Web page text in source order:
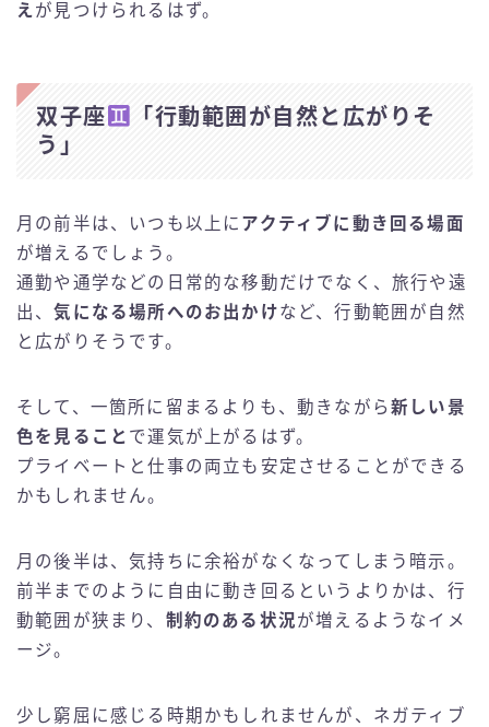
えが見つけられるはず。
双子座
「行動範囲が自然と広がりそ
う」
月の前半は、いつも以上に アクティブに動き回る場面
が増えるでしょう。
通勤や通学などの日常的な移動だけでなく、旅行や遠
出、気になる場所へのお出かけなど、行動範囲が自然
と広がりそうです。
そして、一箇所に留まるよりも、動きながら新しい景
色を見ること で運気が上がるはず。
プライベートと仕事の両立も安定させることができる
かもしれません。
月の後半は、気持ちに余裕がなくなってしまう暗示。
前半までのように自由に動き回るというよりかは、行
動範囲が狭まり、 制約のある状況が増えるようなイメ
ージ。
少し窮屈に感じる時期かもしれませんが、ネガティブ